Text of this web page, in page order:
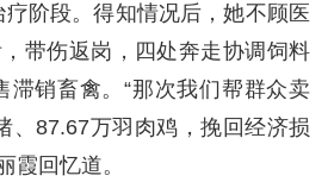
阶段。得知情况后，她不顾医
带伤返岗，四处奔走协调饲料
滞销畜禽。“那次我们帮群众卖
、87.67万羽肉鸡，挽回经济损
霞回忆道。